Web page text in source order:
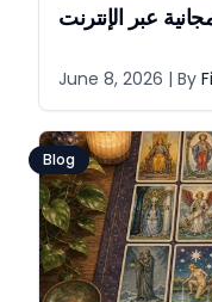
عبر الإنترنت
June 8, 2026 | By
Blog